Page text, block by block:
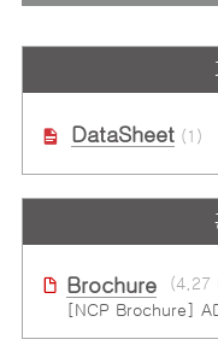
DataSheet(1)
Brochure
(4.27